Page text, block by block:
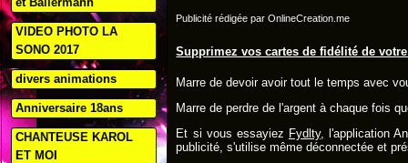
VIDEO PHOTO LA
SONO 2017
divers animations
Anniversaire 18ans
CHANTEUSE KAROL
ET MOI
Publicité rédigée par OnlineCreation.me
Supprimez vos cartes de fidélité de
Marre de devoir avoir tout le temps avec
Marre de perdre de l'argent à chaque fois
Et si vous essayiez Fydlty, l'application
publicité, s'utilise même déconnectée et